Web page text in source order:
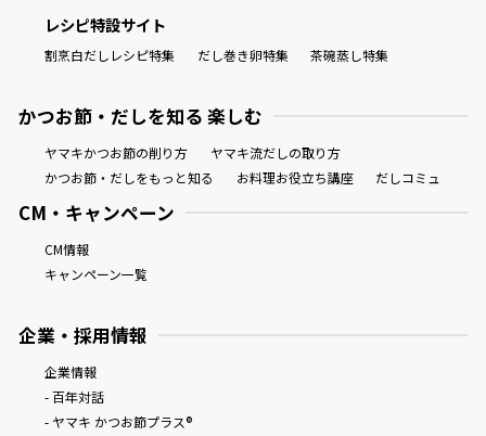
レシピ特設サイト
割烹白だしレシピ特集 だし巻き卵特集 茶碗蒸し特集
かつお節・だしを知る 楽しむ
ヤマキかつお節の削り方
ヤマキ流だしの取り方
かつお節・だしをもっと知る
お料理お役立ち講座 だしコミュ
CM・キャンペーン
CM情報
キャンペーン一覧
企業・採用情報
企業情報
- 百年対話
- ヤマキ かつお節プラス®